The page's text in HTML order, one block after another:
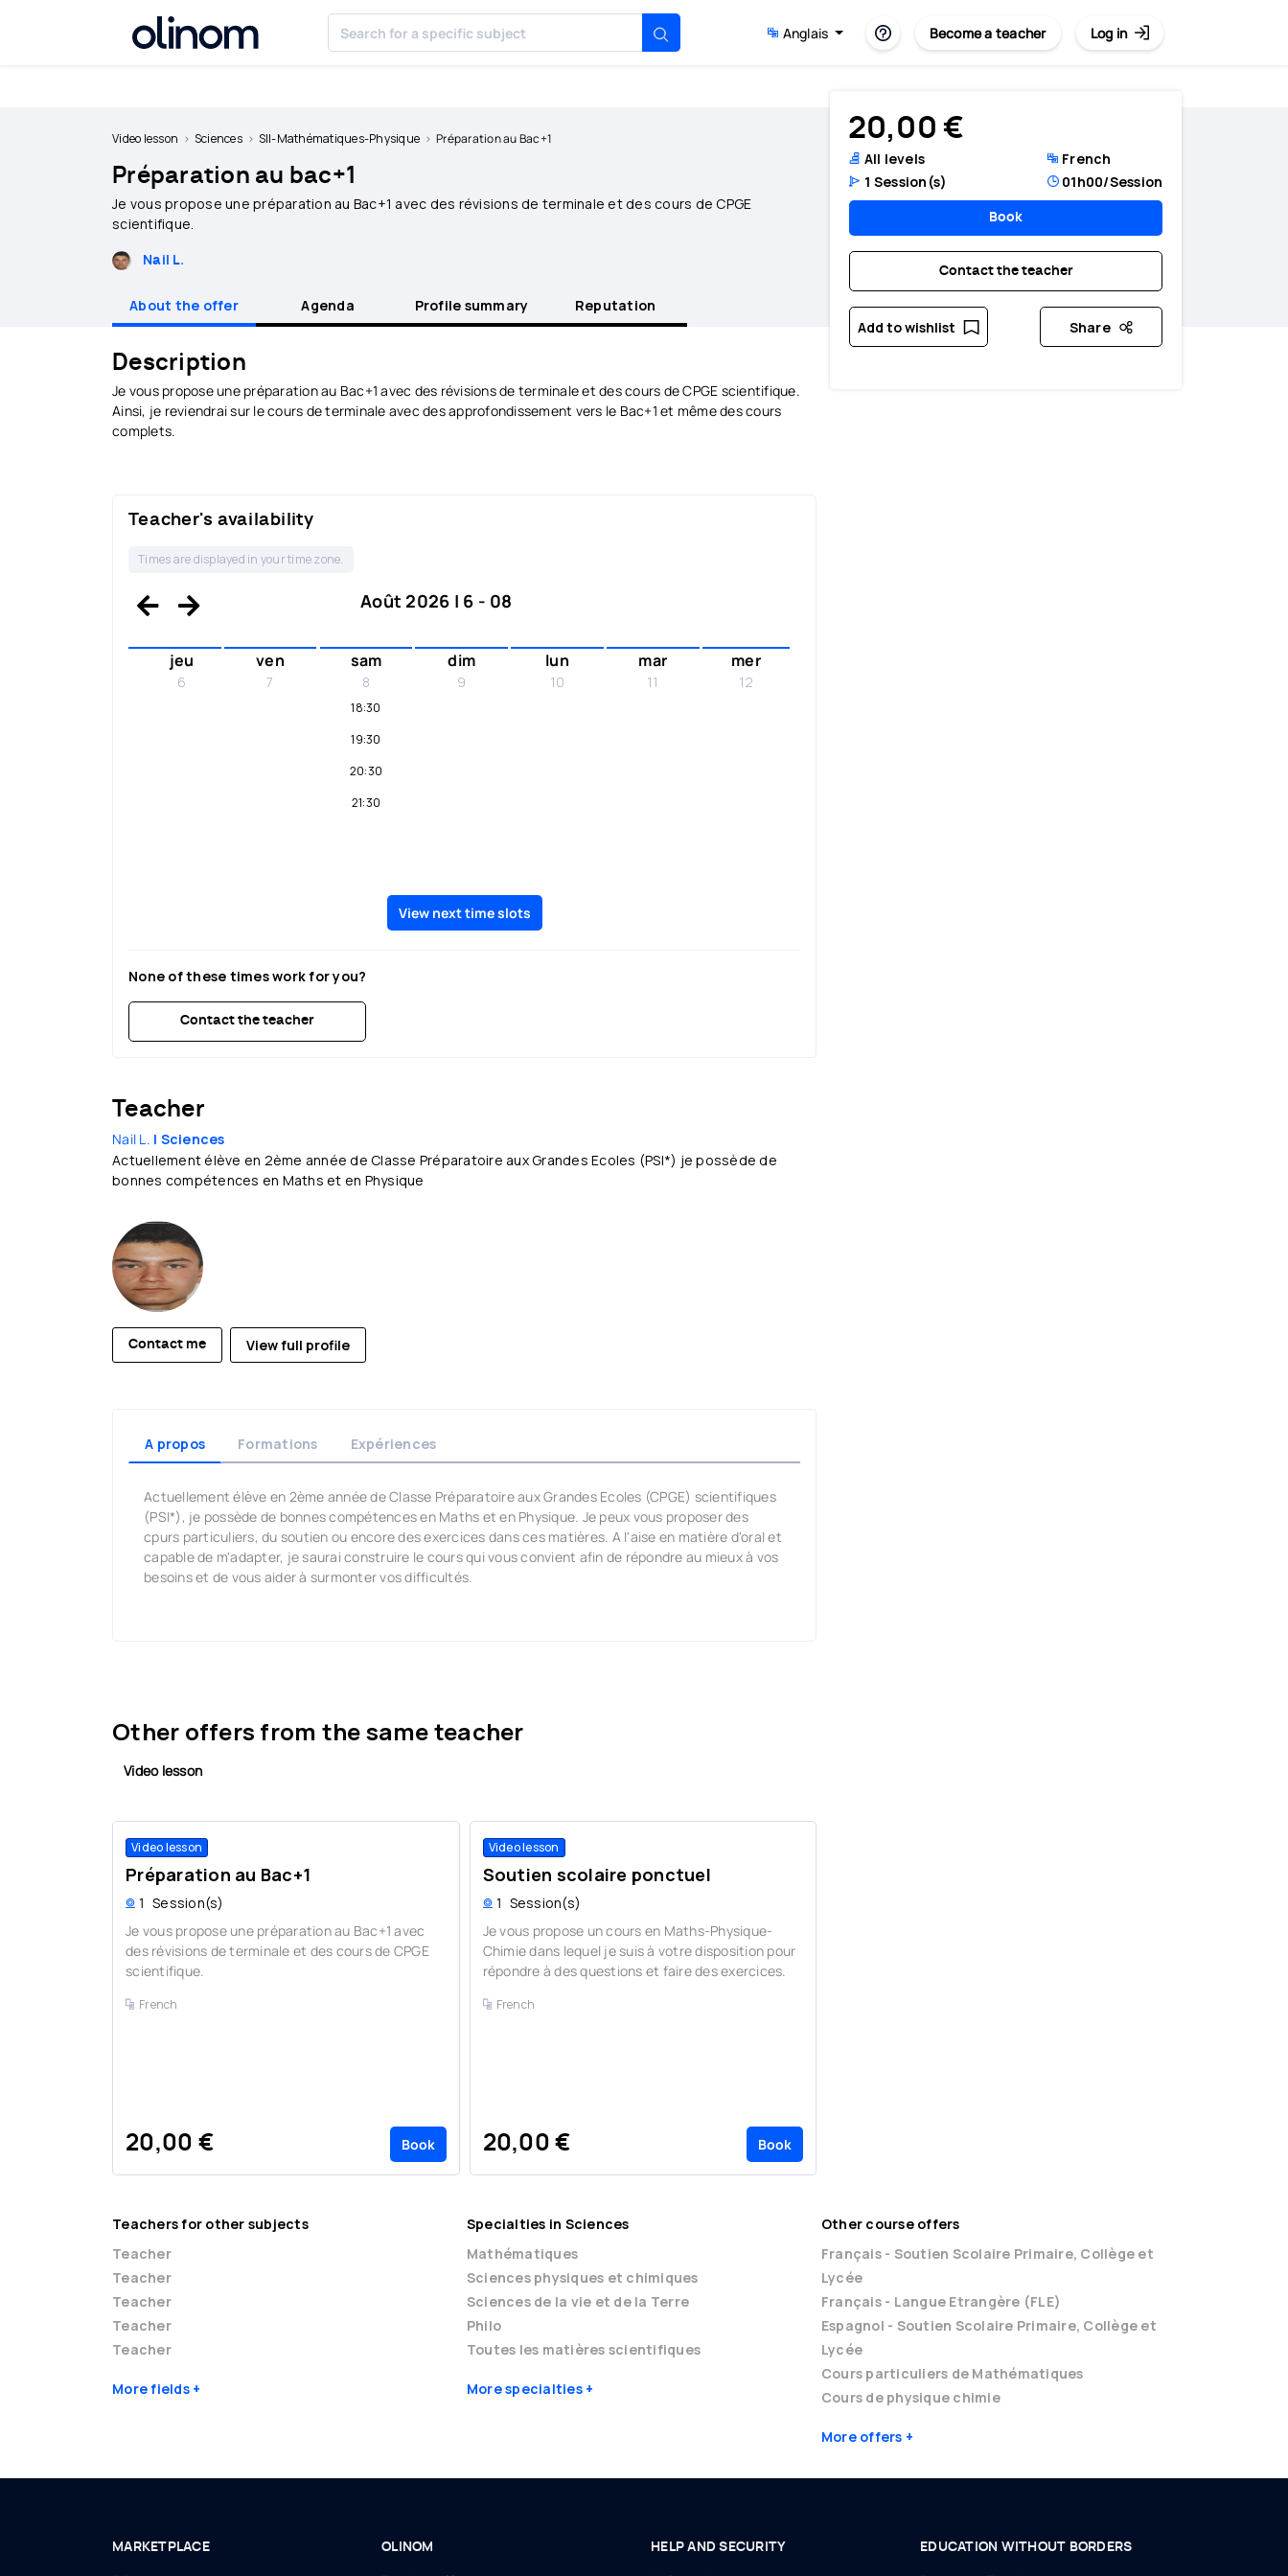
Anglais Become a teacher Log in
Video lesson Sciences SII-Mathématiques-Physique Préparation au Bac+1
Préparation au bac+1
Je vous propose une préparation au Bac+1 avec des révisions de terminale et des cours de CPGE
scientifique.
Nail L.
20,00 €
All levels
1 Session(s)
French
01h00/Session
Book
Contact the teacher
Add to wishlist Share
About the offer Agenda Profile summary Reputation
Description
Je vous propose une préparation au Bac+1 avec des révisions de terminale et des cours de CPGE scientifique.
Ainsi, je reviendrai sur le cours de terminale avec des approfondissement vers le Bac+1 et même des cours
complets.
Teacher's availability
Times are displayed in your time zone.
Août 2026 | 6 - 08
jeu
6
ven
7
sam
8
dim
9
lun
10
mar
11
mer
12
18:30
19:30
20:30
21:30
View next time slots
None of these times work for you?
Contact the teacher
Teacher
Nail L. | Sciences
Actuellement élève en 2ème année de Classe Préparatoire aux Grandes Ecoles (PSI*) je possède de
bonnes compétences en Maths et en Physique
Contact me View full profile
A propos Formations Expériences
Actuellement élève en 2ème année de Classe Préparatoire aux Grandes Ecoles (CPGE) scientifiques
(PSI*), je possède de bonnes compétences en Maths et en Physique. Je peux vous proposer des
cpurs particuliers, du soutien ou encore des exercices dans ces matières. A l'aise en matière d'oral et
capable de m'adapter, je saurai construire le cours qui vous convient afin de répondre au mieux à vos
besoins et de vous aider à surmonter vos difficultés.
Other offers from the same teacher
Video lesson
Video lesson
Préparation au Bac+1
1 Session(s)
Je vous propose une préparation au Bac+1 avec
des révisions de terminale et des cours de CPGE
scientifique.
French
20,00 € Book
Video lesson
Soutien scolaire ponctuel
1 Session(s)
Je vous propose un cours en Maths-Physique-
Chimie dans lequel je suis à votre disposition pour
répondre à des questions et faire des exercices.
French
20,00 € Book
Teachers for other subjects
Teacher
Teacher
Teacher
Teacher
Teacher
More fields
Specialties in Sciences
Mathématiques
Sciences physiques et chimiques
Sciences de la vie et de la Terre
Philo
Toutes les matières scientifiques
More specialties
Other course offers
Français - Soutien Scolaire Primaire, Collège et
Lycée
Français - Langue Etrangère (FLE)
Espagnol - Soutien Scolaire Primaire, Collège et
Lycée
Cours particuliers de Mathématiques
Cours de physique chimie
More offers
MARKETPLACE OLINOM HELP AND SECURITY EDUCATION WITHOUT BORDERS
Cookies management panel